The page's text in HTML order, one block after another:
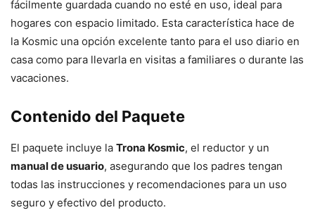
fácilmente guardada cuando no esté en uso, ideal para
hogares con espacio limitado. Esta característica hace de
la Kosmic una opción excelente tanto para el uso diario en
casa como para llevarla en visitas a familiares o durante las
vacaciones.
Contenido del Paquete
El paquete incluye la Trona Kosmic, el reductor y un
manual de usuario, asegurando que los padres tengan
todas las instrucciones y recomendaciones para un uso
seguro y efectivo del producto.